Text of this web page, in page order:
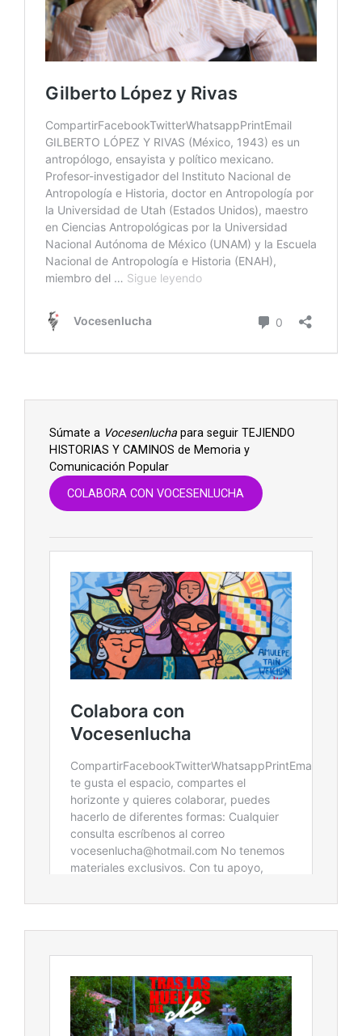
Súmate a Vocesenluchapara seguir TEJIENDO
HISTORIAS Y CAMINOS de Memoria y
Comunicación Popular
COLABORA CON VOCESENLUCHA